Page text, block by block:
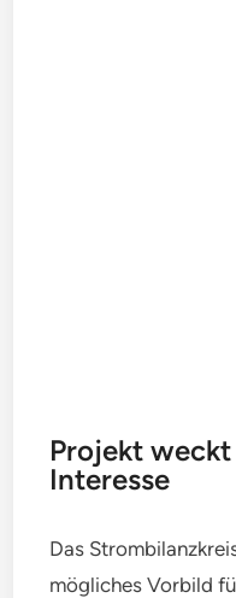
Projekt
Interesse
Das
mögliches Vorbild